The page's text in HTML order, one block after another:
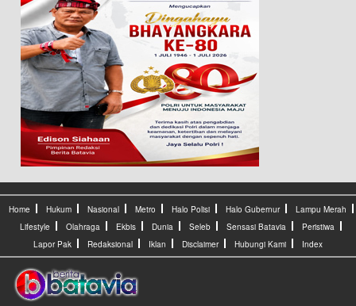
Home Hukum Nasional Metro Halo Polisi Halo Gubernur
Lampu Merah
Lifestyle
Olahraga Ekbis Dunia Seleb Sensasi Batavia
Peristiwa
Lapor Pak
Redaksional Iklan Disclaimer Hubungi Kami Index